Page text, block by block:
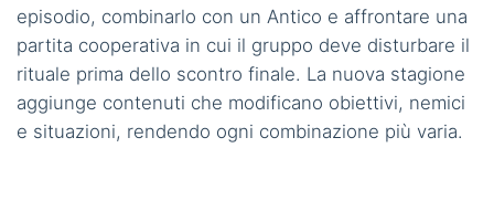
episodio, combinarlo con un Antico e affrontare una
partita cooperativa in cui il gruppo deve disturbare il
rituale prima dello scontro finale. La nuova stagione
aggiunge contenuti che modificano obiettivi, nemici
e situazioni, rendendo ogni combinazione più varia.